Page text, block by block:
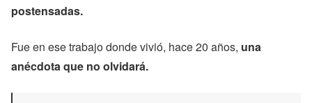
postensadas.
Fue en ese trabajo donde vivió, hace 20 años, una
anécdota que no olvidará.